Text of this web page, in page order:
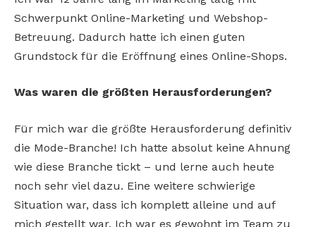
Schwerpunkt Online-Marketing und Webshop-
Betreuung. Dadurch hatte ich einen guten
Grundstock für die Eröffnung eines Online-Shops.
Was waren die größten Herausforderungen?
Für mich war die größte Herausforderung definitiv
die Mode-Branche! Ich hatte absolut keine Ahnung
wie diese Branche tickt – und lerne auch heute
noch sehr viel dazu. Eine weitere schwierige
Situation war, dass ich komplett alleine und auf
mich gestellt war. Ich war es gewohnt im Team zu